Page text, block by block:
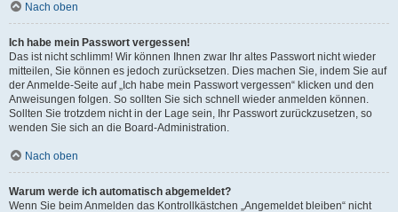
Nach oben
Ich habe mein Passwort vergessen!
Das ist nicht schlimm! Wir können Ihnen zwar Ihr altes Passwort nicht wieder
mitteilen, Sie können es jedoch zurücksetzen. Dies machen Sie, indem Sie auf
der Anmelde-Seite auf „Ich habe mein Passwort vergessen“ klicken und den
Anweisungen folgen. So sollten Sie sich schnell wieder anmelden können.
Sollten Sie trotzdem nicht in der Lage sein, Ihr Passwort zurückzusetzen, so
wenden Sie sich an die Board-Administration.
Nach oben
Warum werde ich automatisch abgemeldet?
Wenn Sie beim Anmelden das Kontrollkästchen „Angemeldet bleiben“ nicht